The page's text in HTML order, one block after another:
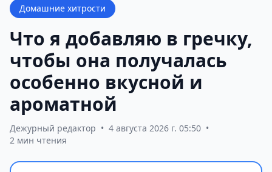
Домашние хитрости
Что я добавляю в гречку,
чтобы она получалась
особенно вкусной и
ароматной
Дежурный редактор • 4 августа 2026 г. 05:50 •
2 мин чтения